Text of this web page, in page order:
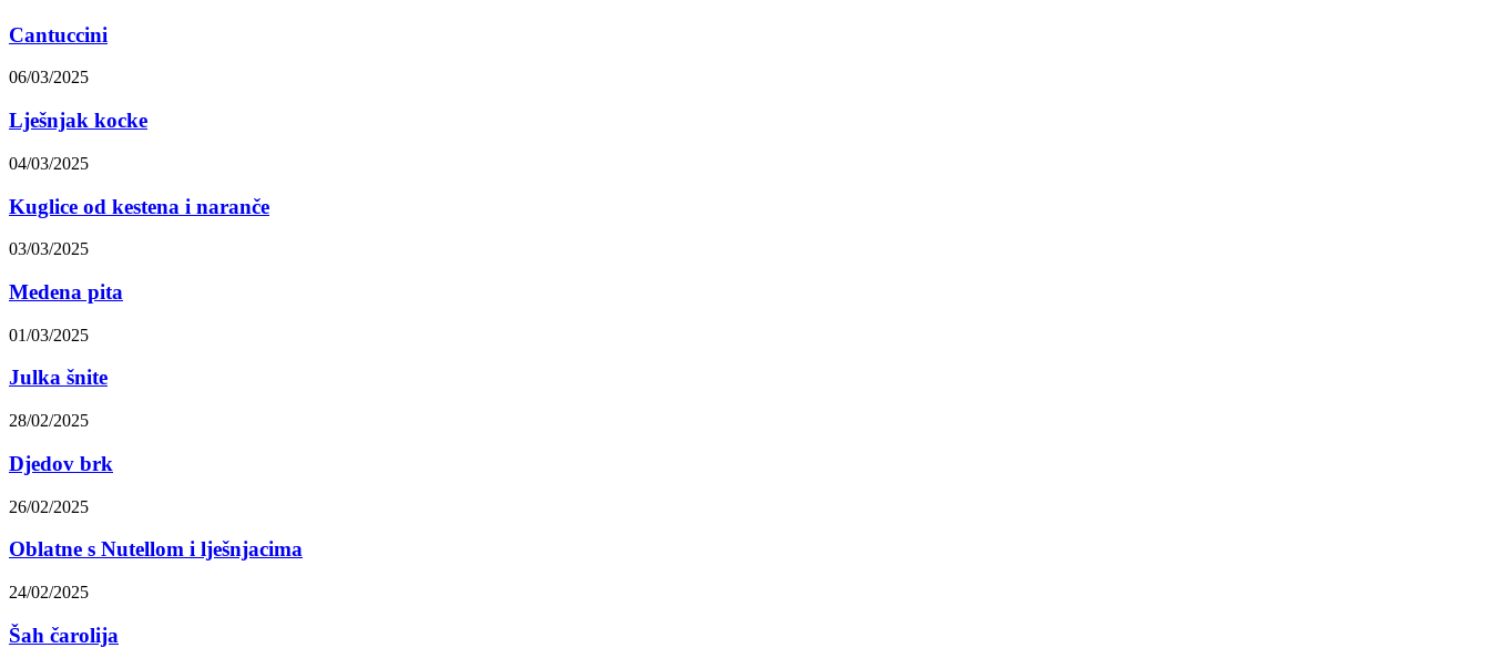
Cantuccini
06/03/2025
Lješnjak kocke
04/03/2025
Kuglice od kestena i naranče
03/03/2025
Medena pita
01/03/2025
Julka šnite
28/02/2025
Djedov brk
26/02/2025
Oblatne s Nutellom i lješnjacima
24/02/2025
Šah čarolija